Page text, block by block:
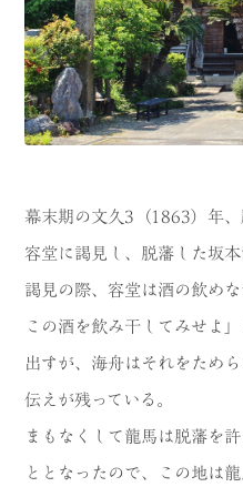
幕末期の文久3（1863）年
容堂に謁見し、脱藩した坂
謁見の際、容堂は酒の飲め
この酒を飲み干してみせよ
出すが、海舟はそれをため
伝えが残っている。
まもなくして龍馬は脱藩を
ととなったので、この地は